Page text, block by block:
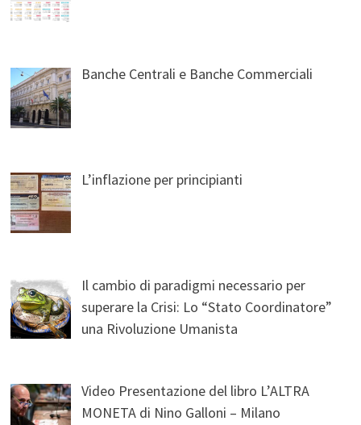
Banche Centrali e Banche Commerciali
L’inflazione per principianti
Il cambio di paradigmi necessario per
superare la Crisi: Lo “Stato Coordinatore”
una Rivoluzione Umanista
Video Presentazione del libro L’ALTRA
MONETA di Nino Galloni – Milano